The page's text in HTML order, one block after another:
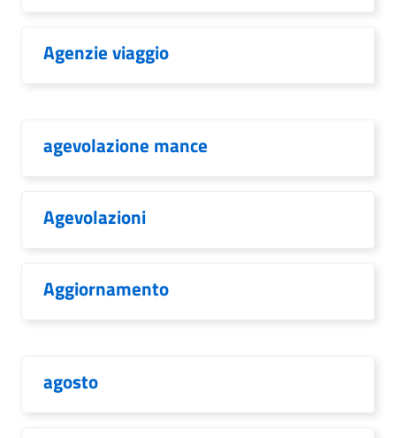
Agenzie viaggio
agevolazione mance
Agevolazioni
Aggiornamento
agosto